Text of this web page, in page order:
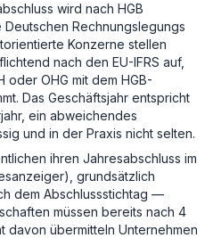
wird nach HGB
Rechnungslegungs
Konzerne stellen
nach den EU-IFRS auf,
oder OHG mit dem HGB-
Das Geschäftsjahr entspricht
ein abweichendes
und in der Praxis nicht selten.
ihren Jahresabschluss im
grundsätzlich
dem Abschlussstichtag —
müssen bereits nach 4
davon übermitteln Unternehmen